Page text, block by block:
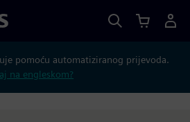
pomoću automatiziranog prijevoda.
na engleskom?